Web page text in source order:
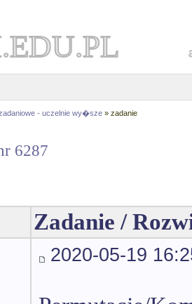
- uczelnie wy�sze » zadanie
6287
Zadanie /
2020-05-19